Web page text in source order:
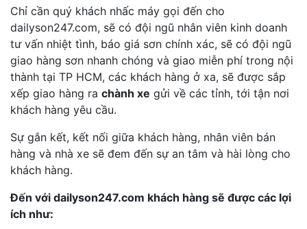
Chỉ cần quý khách nhấc máy gọi đến cho
dailyson247.com, sẽ có đội ngũ nhân viên kinh doanh
tư vấn nhiệt tình, báo giá sơn chính xác, sẽ có đội ngũ
giao hàng sơn nhanh chóng và giao miễn phí trong nội
thành tại TP HCM, các khách hàng ở xa, sẽ được sắp
xếp giao hàng ra chành xe gửi về các tỉnh, tới tận nơi
khách hàng yêu cầu.
Sự gắn kết, kết nối giữa khách hàng, nhân viên bán
hàng và nhà xe sẽ đem đến sự an tâm và hài lòng cho
khách hàng.
Đến với dailyson247.com khách hàng sẽ được các lợi
ích như: